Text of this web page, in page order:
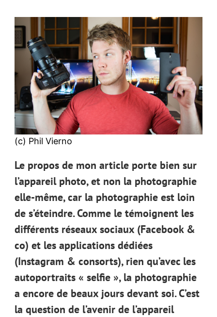
(c) Phil Vierno
Le propos de mon article porte bien sur
l’appareil photo, et non la photographie
elle-même, car la photographie est loin
de s’éteindre. Comme le témoignent les
différents réseaux sociaux (Facebook &
co) et les applications dédiées
(Instagram & consorts), rien qu’avec les
autoportraits « selfie », la photographie
a encore de beaux jours devant soi. C’est
la question de l’avenir de l’appareil